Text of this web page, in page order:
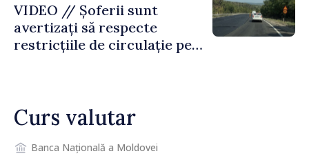
VIDEO // Șoferii sunt
avertizați să respecte
restricțiile de circulație pe
Curs valutar
Banca Națională a Moldovei